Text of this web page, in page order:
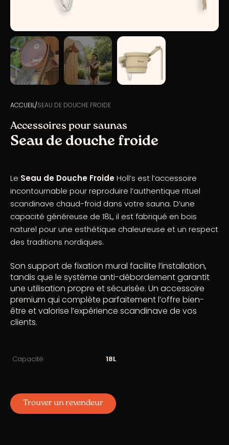
ACCUEIL SEAU DE DOUCHE FROIDE
Accessoires pour saunas
Seau de douche froide
Le Seau de Douche FroideHoll’s est l’accessoire
incontournable pour reproduire l’authentique rituel
scandinave chaud-froid dans votre sauna. D’une
capacité généreuse de 18L, il est fabriqué en bois
naturel pour une esthétique chaleureuse et un respect
des traditions nordiques.
Son support de fixation mural facilite l’installation,
tandis que le système anti-débordement garantit
une utilisation propre et sécurisée. Un accessoire
premium qui complète parfaitement l’offre bien-
être et valorise l’expérience scandinave de vos
clients.
Capacité 18L
Trouver un revendeur